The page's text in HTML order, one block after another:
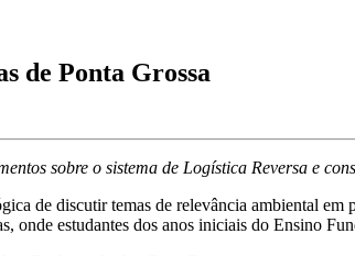
de Ponta Grossa
sobre o sistema de Logística Reversa e
de discutir temas de relevância ambiental
estudantes dos anos iniciais do Ensino